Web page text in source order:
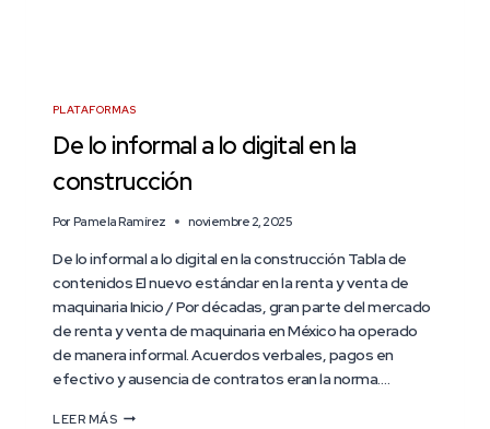
PLATAFORMAS
De lo informal a lo digital en la
construcción
Por Pamela Ramírez noviembre 2, 2025
De lo informal a lo digital en la construcción Tabla de
contenidos El nuevo estándar en la renta y venta de
maquinaria Inicio / Por décadas, gran parte del mercado
de renta y venta de maquinaria en México ha operado
de manera informal. Acuerdos verbales, pagos en
efectivo y ausencia de contratos eran la norma….
LEER MÁS